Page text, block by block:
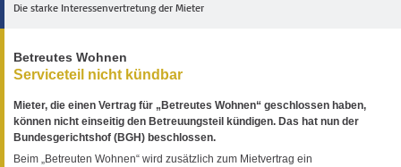
Die starke Interessenvertretung der Mieter
Betreutes Wohnen
Serviceteil nicht kündbar
Mieter, die einen Vertrag für „Betreutes Wohnen“ geschlossen haben,
können nicht einseitig den Betreuungsteil kündigen. Das hat nun der
Bundesgerichtshof (BGH) beschlossen.
Beim „Betreuten Wohnen“ wird zusätzlich zum Mietvertrag ein